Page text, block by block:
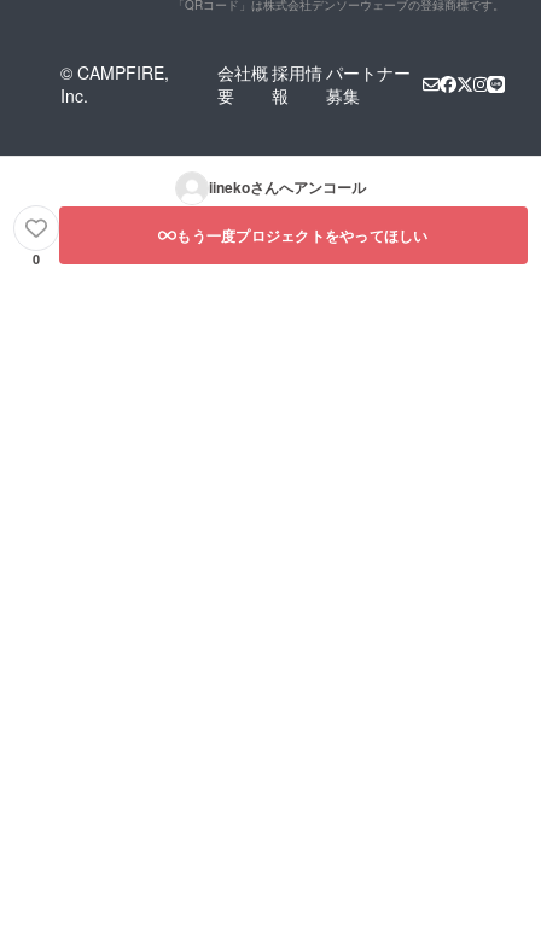
「QRコード」は株式会社デンソーウェーブの登録商標です。
© CAMPFIRE,
Inc.
会社概
要
採用情
報
パートナー
募集
iinekoさんへアンコール
0
もう一度プロジェクトをやってほしい